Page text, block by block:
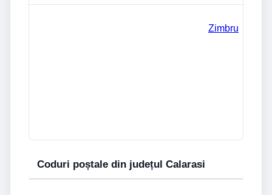
Zimbru
Coduri poștale din județul Calarasi